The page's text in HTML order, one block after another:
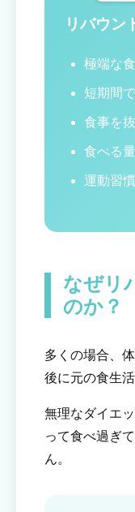
リバウン
極端な
短期間
食事を
食べる
運動習
なぜリ
のか？
多くの場合、
後に元の食生
無理なダイエ
って食べ過ぎ
ん。